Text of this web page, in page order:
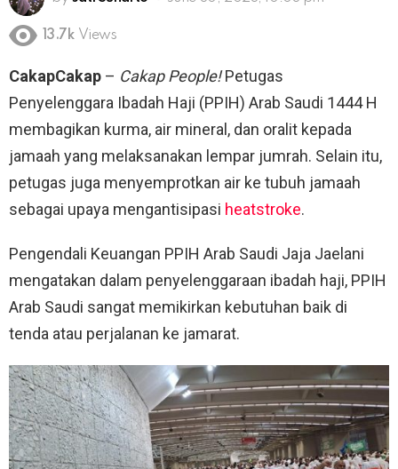
13.7k Views
CakapCakap – Cakap People!Petugas
Penyelenggara Ibadah Haji (PPIH) Arab Saudi 1444 H
membagikan kurma, air mineral, dan oralit kepada
jamaah yang melaksanakan lempar jumrah. Selain itu,
petugas juga menyemprotkan air ke tubuh jamaah
sebagai upaya mengantisipasi heatstroke.
Pengendali Keuangan PPIH Arab Saudi Jaja Jaelani
mengatakan dalam penyelenggaraan ibadah haji, PPIH
Arab Saudi sangat memikirkan kebutuhan baik di
tenda atau perjalanan ke jamarat.